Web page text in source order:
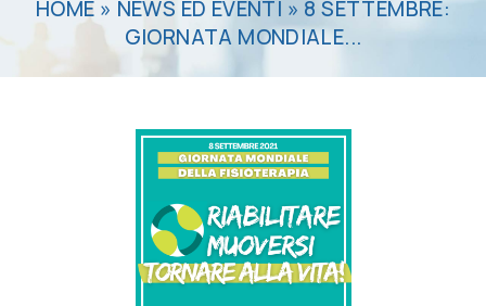
HOME » NEWS ED EVENTI » 8 SETTEMBRE:
GIORNATA MONDIALE...